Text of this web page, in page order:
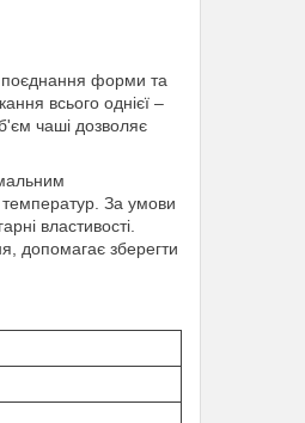
поєднання форми та
всього однієї –
чаші дозволяє
температур. За умови
властивості.
допомагає зберегти